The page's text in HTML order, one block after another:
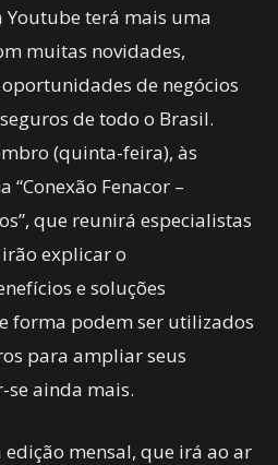
Youtube terá mais uma
muitas novidades,
de negócios
de todo o Brasil.
(quinta-feira), às
Fenacor –
que reunirá especialistas
explicar o
e soluções
forma podem ser utilizados
para ampliar seus
se ainda mais.
mensal, que irá ao ar